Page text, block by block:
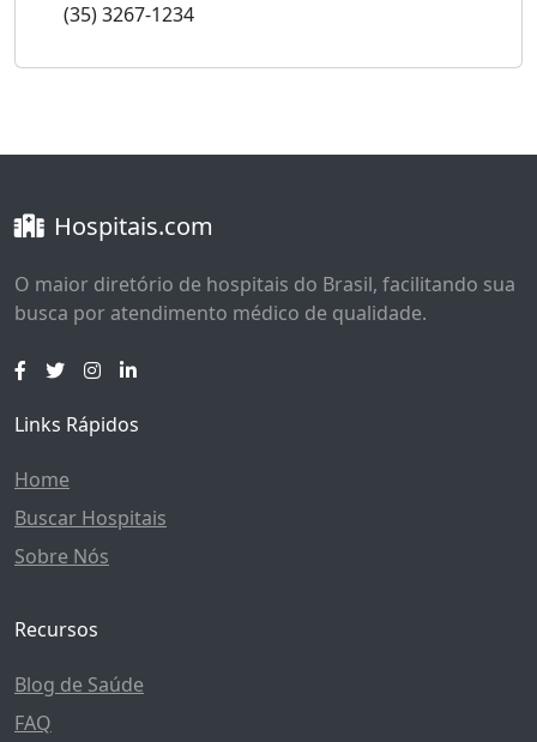
(35) 3267-1234
Hospitais.com
O maior diretório de hospitais do Brasil, facilitando sua
busca por atendimento médico de qualidade.
Links Rápidos
Home
Buscar Hospitais
Sobre Nós
Recursos
Blog de Saúde
FAQ